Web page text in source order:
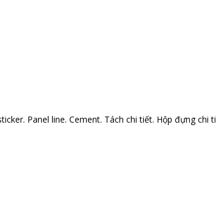
Panel line. Cement. Tách chi tiết. Hộp đựng chi